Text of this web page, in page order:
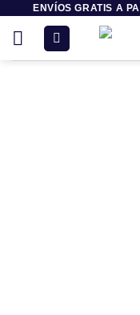
contenido
ENVÍOS GRATIS A